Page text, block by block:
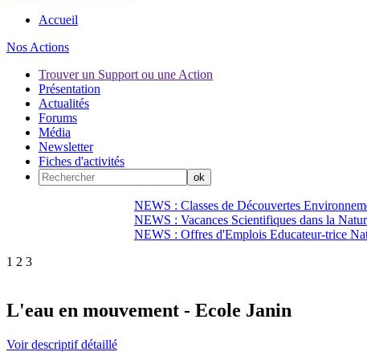
Accueil
Nos Actions
Trouver un Support ou une Action
Présentation
Actualités
Forums
Média
Newsletter
Fiches d'activités
NEWS : Classes de Découvertes
NEWS : Vacances Scientifiques dans la
NEWS : Offres d'Emplois Educateur-trice
1 2 3
L'eau en mouvement - Ecole Janin
Voir descriptif détaillé